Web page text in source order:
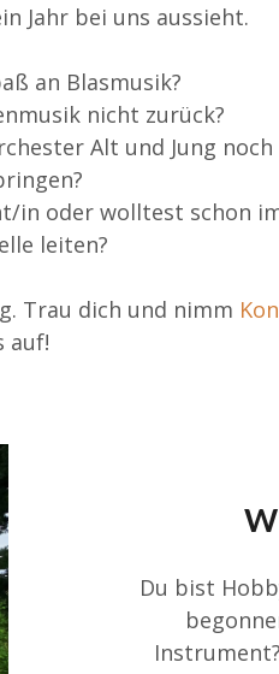
Jahr bei uns aussieht.
an Blasmusik?
nicht zurück?
Alt und Jung noch
in oder wolltest schon
leiten?
Trau dich und nimm
auf!
Du bist